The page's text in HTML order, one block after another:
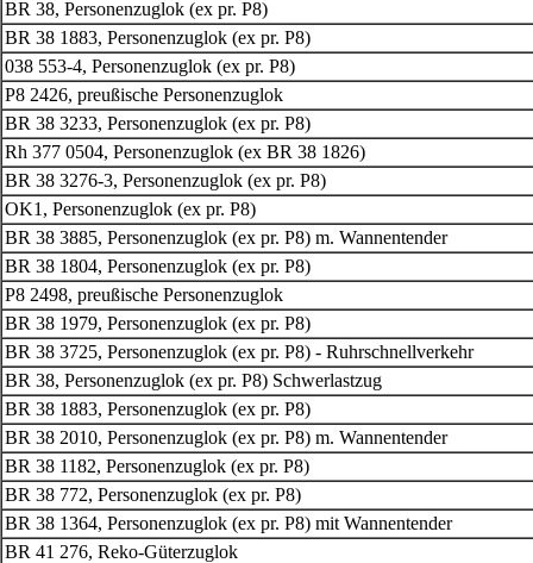
BR 38, Personenzuglok (ex pr. P8)
BR 38 1883, Personenzuglok (ex pr. P8)
038 553-4, Personenzuglok (ex pr. P8)
P8 2426, preußische Personenzuglok
BR 38 3233, Personenzuglok (ex pr. P8)
Rh 377 0504, Personenzuglok (ex BR 38 1826)
BR 38 3276-3, Personenzuglok (ex pr. P8)
OK1, Personenzuglok (ex pr. P8)
BR 38 3885, Personenzuglok (ex pr. P8) m. Wannentender
BR 38 1804, Personenzuglok (ex pr. P8)
P8 2498, preußische Personenzuglok
BR 38 1979, Personenzuglok (ex pr. P8)
BR 38 3725, Personenzuglok (ex pr. P8) - Ruhrschnellverkehr
BR 38, Personenzuglok (ex pr. P8) Schwerlastzug
BR 38 1883, Personenzuglok (ex pr. P8)
BR 38 2010, Personenzuglok (ex pr. P8) m. Wannentender
BR 38 1182, Personenzuglok (ex pr. P8)
BR 38 772, Personenzuglok (ex pr. P8)
BR 38 1364, Personenzuglok (ex pr. P8) mit Wannentender
BR 41 276, Reko-Güterzuglok